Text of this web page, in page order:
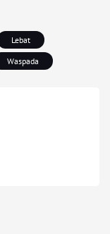
Lebat
Waspada